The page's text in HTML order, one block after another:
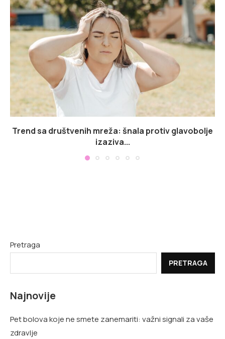
Trend sa društvenih mreža: šnala protiv glavobolje
izaziva...
Pretraga
PRETRAGA
Najnovije
Pet bolova koje ne smete zanemariti: važni signali za vaše
zdravlje